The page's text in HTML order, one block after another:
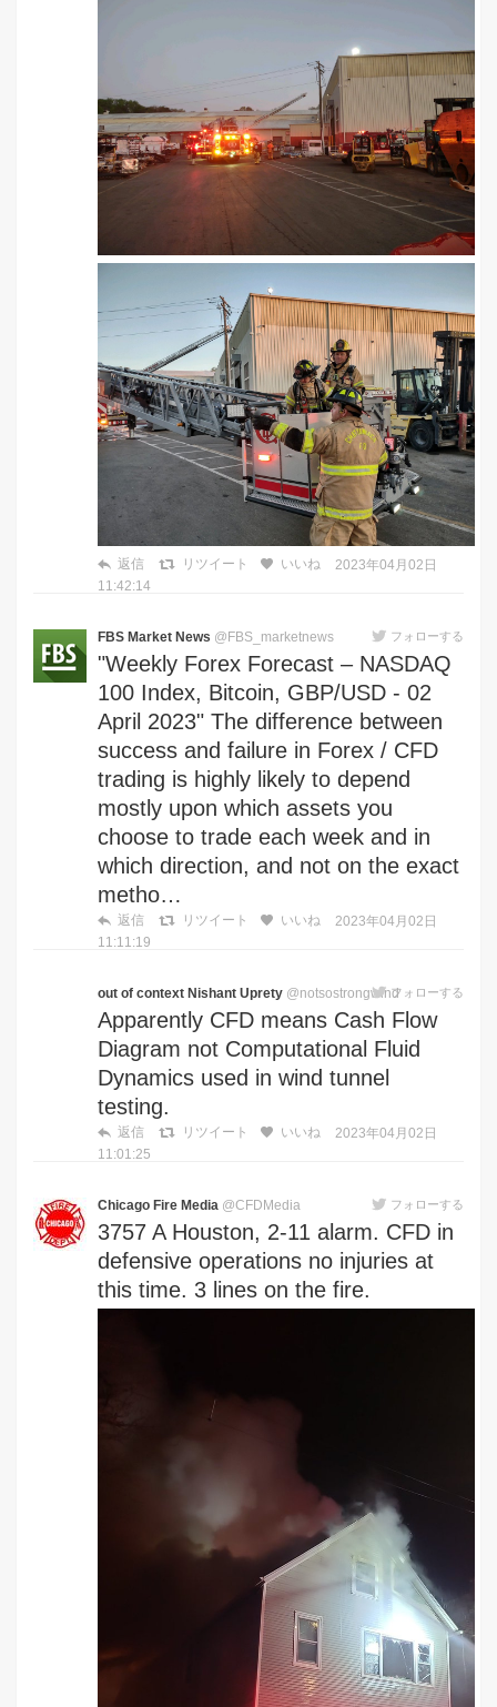
返信 リツイート いいね
2023年04月02日
11:42:14
FBS Market News @FBS_marketnews フォローする
"Weekly Forex Forecast – NASDAQ
100 Index, Bitcoin, GBP/USD - 02
April 2023" The difference between
success and failure in Forex / CFD
trading is highly likely to depend
mostly upon which assets you
choose to trade each week and in
which direction, and not on the exact
metho…
返信 リツイート いいね
2023年04月02日
11:11:19
out of context Nishant Uprety @notsostrongwindフォローする
Apparently CFD means Cash Flow
Diagram not Computational Fluid
Dynamics used in wind tunnel
testing.
返信 リツイート いいね
2023年04月02日
11:01:25
Chicago Fire Media @CFDMedia フォローする
3757 A Houston, 2-11 alarm. CFD in
defensive operations no injuries at
this time. 3 lines on the fire.